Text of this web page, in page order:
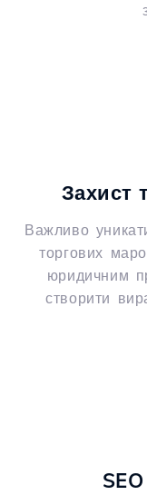
Захист
Важливо
торгових
юридичним
створити